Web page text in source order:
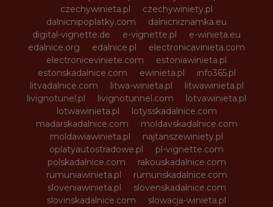
czechywinieta.pl
czechywiniety.pl
dalnicnipoplatky.com
dalnicniznamka.eu
digital-vignette.de
e-vignette.pl
e-winieta.eu
edalnice.org
edalnice.pl
electronicavinieta.com
electroniceviniete.com
estoniawinieta.pl
estonskadalnice.com
ewinieta.pl
info365.pl
litvadalnice.com
litwa-winieta.pl
litwawinieta.pl
livignotunel.pl
livignotunnel.com
lotvawinieta.pl
lotwawinieta.pl
lotysskadalnice.com
madarskadalnice.com
moldavskadalnice.com
moldawiawinieta.pl
najtanszewiniety.pl
oplatyautostradowe.pl
pl-vignette.com
polskadalnice.com
rakouskadalnice.com
rumuniawinieta.pl
rumunskadalnice.com
sloveniawinieta.pl
slovenskadalnice.com
slovinskadalnice.com
slowacja-winieta.pl